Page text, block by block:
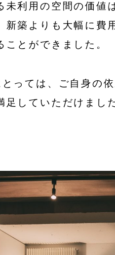
未利用の空間の価値
新築よりも大幅に費
ことができました。
っては、ご自身の
足していただけまし